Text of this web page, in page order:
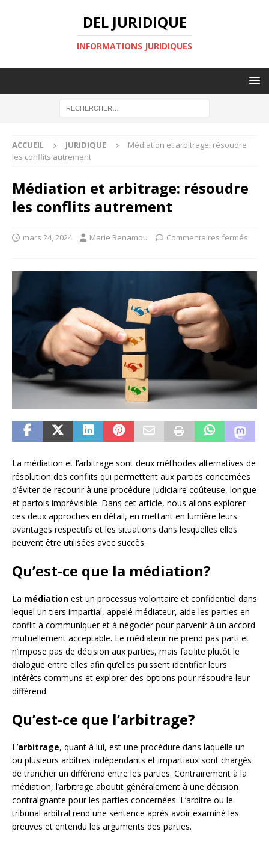
DEL JURIDIQUE
INFORMATIONS JURIDIQUES
ACCUEIL JURIDIQUE
Médiation et arbitrage: résoudre
les conflits autrement
Médiation et arbitrage: résoudre
les conflits autrement
mars 24, 2024 Marie Benamou Commentaires fermés
La médiation et l’arbitrage sont deux méthodes alternatives de
résolution des conflits qui permettent aux parties concernées
d’éviter de recourir à une procédure judiciaire coûteuse, longue
et parfois imprévisible. Dans cet article, nous allons explorer
ces deux approches en détail, en mettant en lumière leurs
avantages respectifs et les situations dans lesquelles elles
peuvent être utilisées avec succès.
Qu’est-ce que la médiation?
La médiation est un processus volontaire et confidentiel dans
lequel un tiers impartial, appelé médiateur, aide les parties en
conflit à communiquer et à négocier pour parvenir à un accord
mutuellement acceptable. Le médiateur ne prend pas parti et
n’impose pas de décision aux parties, mais facilite plutôt le
dialogue entre elles afin qu’elles puissent identifier leurs
intérêts communs et explorer des options pour résoudre leur
différend.
Qu’est-ce que l’arbitrage?
L’arbitrage, quant à lui, est une procédure dans laquelle un
ou plusieurs arbitres indépendants et impartiaux sont chargés
de trancher un différend entre les parties. Contrairement à la
médiation, l’arbitrage aboutit généralement à une décision
contraignante pour les parties concernées. L’arbitre ou le
tribunal arbitral rend une sentence après avoir examiné les
preuves et entendu les arguments des parties.